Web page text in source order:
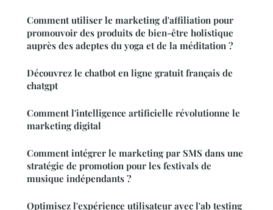
Comment utiliser le marketing d'affiliation pour
promouvoir des produits de bien-être holistique
auprès des adeptes du yoga et de la méditation ?
Découvrez le chatbot en ligne gratuit français de
chatgpt
Comment l'intelligence artificielle révolutionne le
marketing digital
Comment intégrer le marketing par SMS dans une
stratégie de promotion pour les festivals de
musique indépendants ?
Optimisez l'expérience utilisateur avec l'ab testing